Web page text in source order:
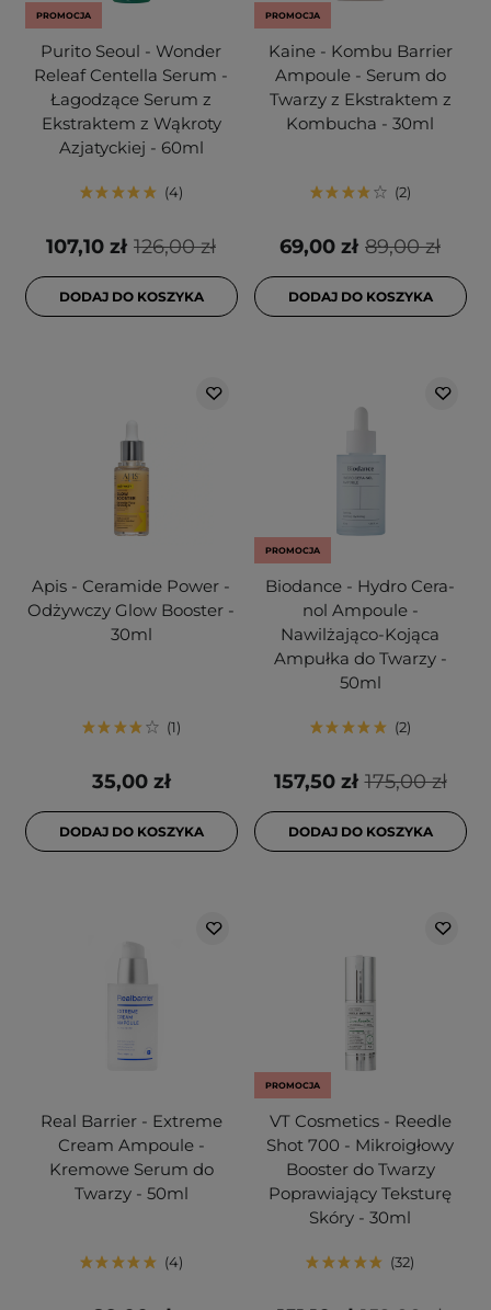
PROMOCJA
Purito Seoul - Wonder
Releaf Centella Serum -
Łagodzące Serum z
Ekstraktem z Wąkroty
Azjatyckiej - 60ml
4
126,00 zł
107,10 zł
DODAJ DO KOSZYKA
PROMOCJA
Kaine - Kombu Barrier
Ampoule - Serum do
Twarzy z Ekstraktem z
Kombucha - 30ml
2
89,00 zł
69,00 zł
DODAJ DO KOSZYKA
Apis - Ceramide Power -
Odżywczy Glow Booster -
30ml
1
35,00 zł
DODAJ DO KOSZYKA
PROMOCJA
Biodance - Hydro Cera-
nol Ampoule -
Nawilżająco-Kojąca
Ampułka do Twarzy -
50ml
2
175,00 zł
157,50 zł
DODAJ DO KOSZYKA
Real Barrier - Extreme
Cream Ampoule -
Kremowe Serum do
Twarzy - 50ml
4
PROMOCJA
VT Cosmetics - Reedle
Shot 700 - Mikroigłowy
Booster do Twarzy
Poprawiający Teksturę
Skóry - 30ml
32